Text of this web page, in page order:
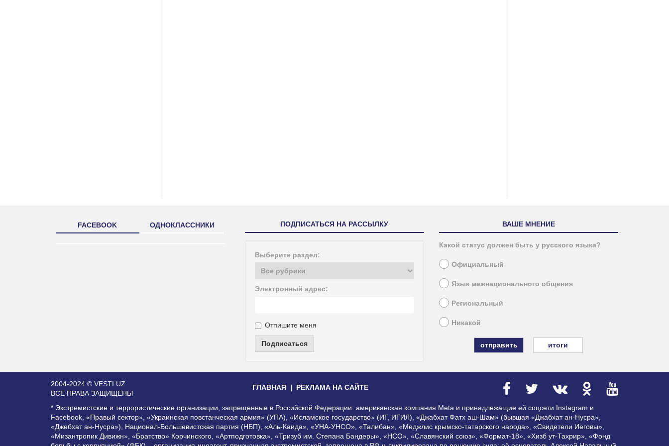
FACEBOOK ОДНОКЛАССНИКИ ПОДПИСАТЬСЯ НА РАССЫЛКУ
Выберите раздел:
Электронный адрес:
Отпишите меня
Подписаться
ВАШЕ МНЕНИЕ
Какой статус должен быть у русского языка?
Официальный
Язык межнационального общения
Региональный
Никакой
итоги
2004-2024 © VESTI.UZ
ВСЕ ПРАВА ЗАЩИЩЕНЫ
ГЛАВНАЯ РЕКЛАМА НА САЙТЕ
* Экстремистские и террористические организации, запрещенные в Российской Федерации: американская компания Meta и принадлежащие ей соцсети Instagram и
Facebook, «Правый сектор», «Украинская повстанческая армия» (УПА), «Исламское государство» (ИГ, ИГИЛ), «Джабхат Фатх аш-Шам» (бывшая «Джабхат ан-Нусра»,
«Джебхат ан-Нусра»), Национал-Большевистская партия (НБП), «Аль-Каида», «УНА-УНСО», «Талибан», «Меджлис крымско-татарского народа», «Свидетели Иеговы»,
«Мизантропик Дивижн», «Братство» Корчинского, «Артподготовка», «Тризуб им. Степана Бандеры», «НСО», «Славянский союз», «Формат-18», «Хизб ут-Тахрир», «Фонд